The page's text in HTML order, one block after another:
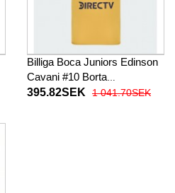
Billiga Boca Juniors Edinson
Cavani #10 Borta
fotbollskläder 2025-26
395.82SEK 1 041.70SEK